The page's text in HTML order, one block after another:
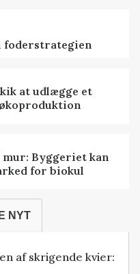
foderstrategien
at udlægge et
Byggeriet kan
for biokul
NYT
af skrigende kvier: